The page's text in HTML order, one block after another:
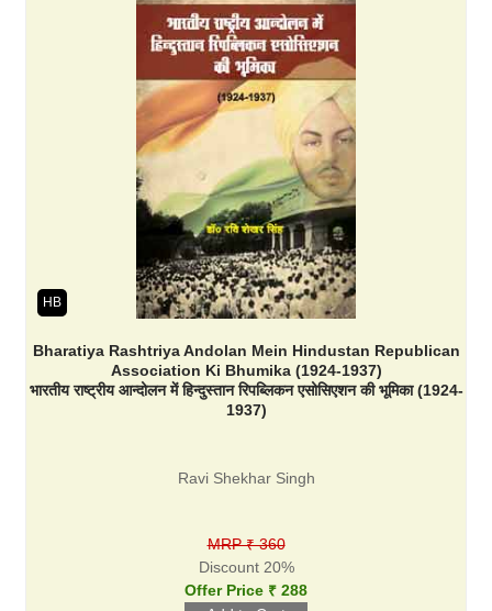
HB
Bharatiya Rashtriya Andolan Mein Hindustan Republican
Association Ki Bhumika (1924-1937)
भारतीय राष्ट्रीय आन्दोलन में हिन्दुस्तान रिपब्लिकन एसोसिएशन की भूमिका (1924-
1937)
Ravi Shekhar Singh
MRP ₹ 360
Discount 20%
Offer Price ₹ 288